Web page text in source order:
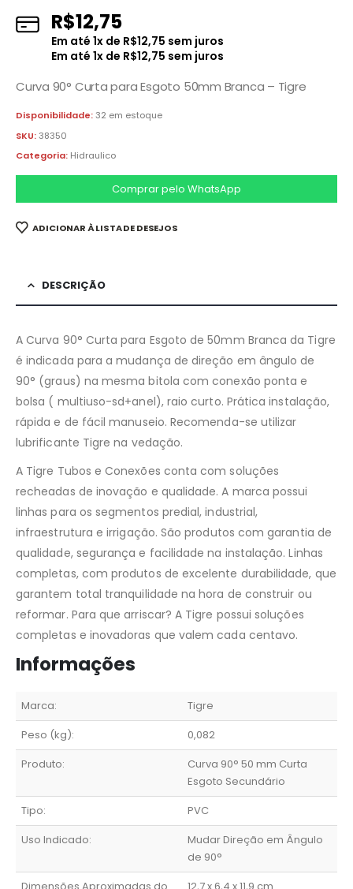
R$12,75
Em até 1x de R$12,75 sem juros
Em até 1x de R$12,75 sem juros
Curva 90° Curta para Esgoto 50mm Branca – Tigre
Disponibilidade:32 em estoque
SKU:38350
Categoria: Hidraulico
Comprar pelo WhatsApp
ADICIONAR À LISTA DE DESEJOS
DESCRIÇÃO
A Curva 90° Curta para Esgoto de 50mm Branca da Tigre
é indicada para a mudança de direção em ângulo de
90° (graus) na mesma bitola com conexão ponta e
bolsa ( multiuso-sd+anel), raio curto. Prática instalação,
rápida e de fácil manuseio. Recomenda-se utilizar
lubrificante Tigre na vedação.
A Tigre Tubos e Conexões conta com soluções
recheadas de inovação e qualidade. A marca possui
linhas para os segmentos predial, industrial,
infraestrutura e irrigação. São produtos com garantia de
qualidade, segurança e facilidade na instalação. Linhas
completas, com produtos de excelente durabilidade, que
garantem total tranquilidade na hora de construir ou
reformar. Para que arriscar? A Tigre possui soluções
completas e inovadoras que valem cada centavo.
Informações
Marca:
Tigre
Peso (kg):
0,082
Produto:
Curva 90° 50 mm Curta
Esgoto Secundário
Tipo:
PVC
Uso Indicado:
Mudar Direção em Ângulo
de 90°
Dimensões Aproximadas do
12,7 x 6,4 x 11,9 cm